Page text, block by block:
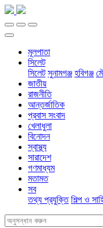
মূলপাতা
সিলেট
সিলেট সুনামগঞ্জ হবিগঞ্জ
জাতীয়
রাজনীতি
আন্তর্জাতিক
প্রবাস সংবাদ
খেলাধুলা
বিনোদন
স্বাস্থ্য
সারাদেশ
গণমাধ্যম
মতামত
সব
তথ্য প্রযুক্তি শিল্প ও